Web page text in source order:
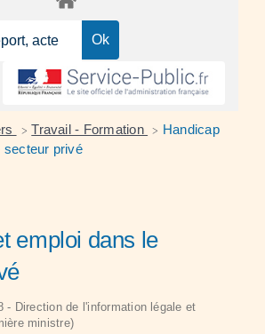
> Travail - Formation > Handicap
secteur privé
emploi dans le
- Direction de l'information légale et
ministre)